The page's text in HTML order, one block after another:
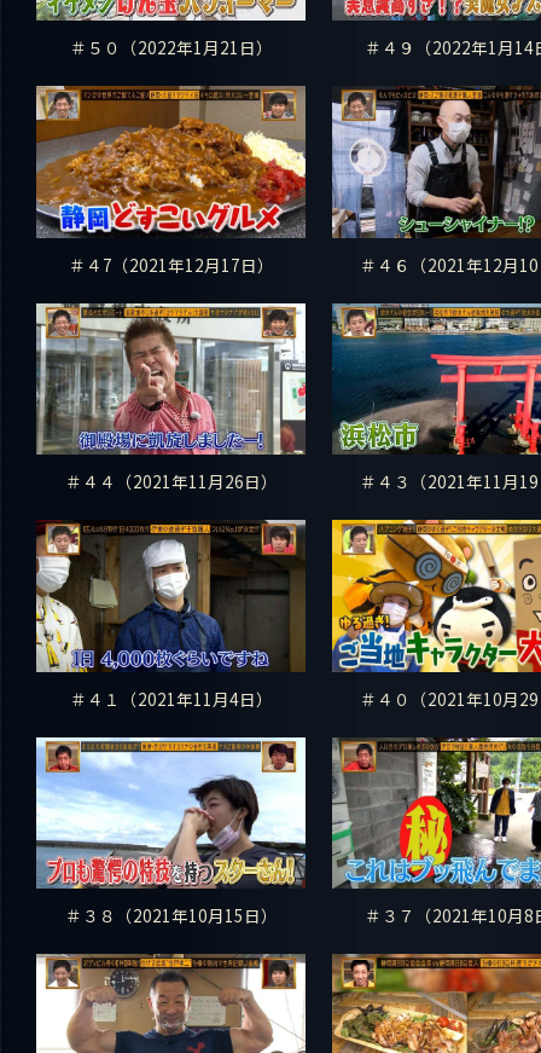
＃５０（2022年1月21日） ＃４９（2022年1月14
＃４7（2021年12月17日） ＃４６（2021年12月
＃４４（2021年11月26日） ＃４３（2021年11月
＃４１（2021年11月4日） ＃４０（2021年10月
＃３８（2021年10月15日） ＃３７（2021年10月8